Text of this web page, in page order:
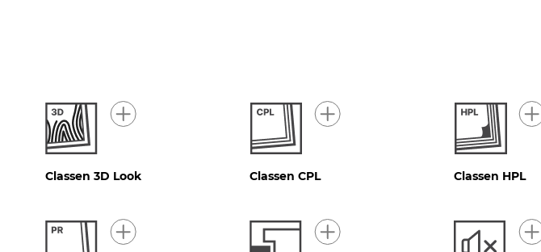
Classen 3D Look Classen CPL Classen HPL